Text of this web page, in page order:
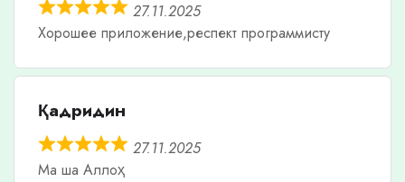
27.11.2025
Хорошее приложение,респект программисту
Қадридин
27.11.2025
Ма ша Аллоҳ